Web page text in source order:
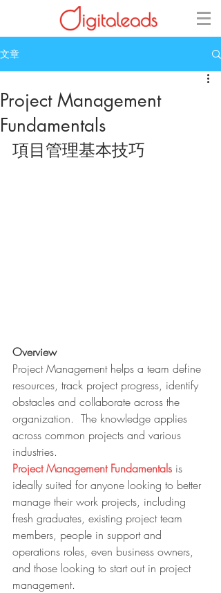
文章
Project Management
Fundamentals
項目管理基本技巧
Overview
Project Management helps a team define
resources, track project progress, identify
obstacles and collaborate across the
organization.  The knowledge applies
across common projects and various
industries.
Project Management Fundamentals is
ideally suited for anyone looking to better
manage their work projects, including
fresh graduates, existing project team
members, people in support and
operations roles, even business owners,
and those looking to start out in project
management.